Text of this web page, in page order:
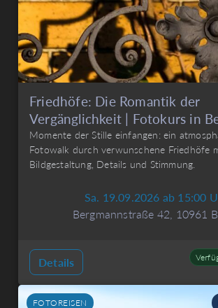
Friedhöfe: Die Romantik der
Vergänglichkeit | Fotokurs in
Momente der Stille einfangen: ein
Fotowalk durch verwunschene Friedhöfe
Bildgestaltung, Details und Stimmung.
Sa. 19.09.2026 ab 15:00
Bergmannstraße 42, 10961
Details
FOTOREISEN